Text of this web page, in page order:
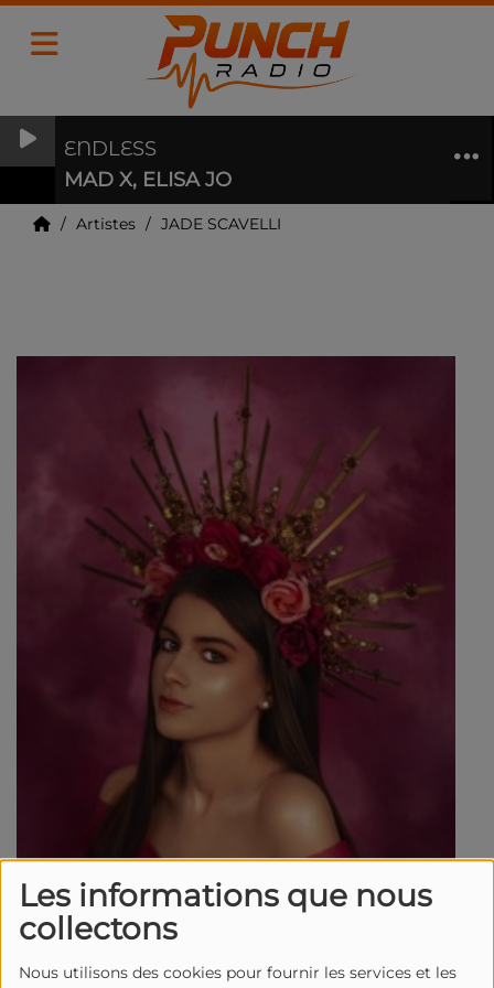
Les informations que nous
collectons
Nous utilisons des cookies pour fournir les services et les
ENDLESS
MAD X, ELISA JO
Artistes JADE SCAVELLI